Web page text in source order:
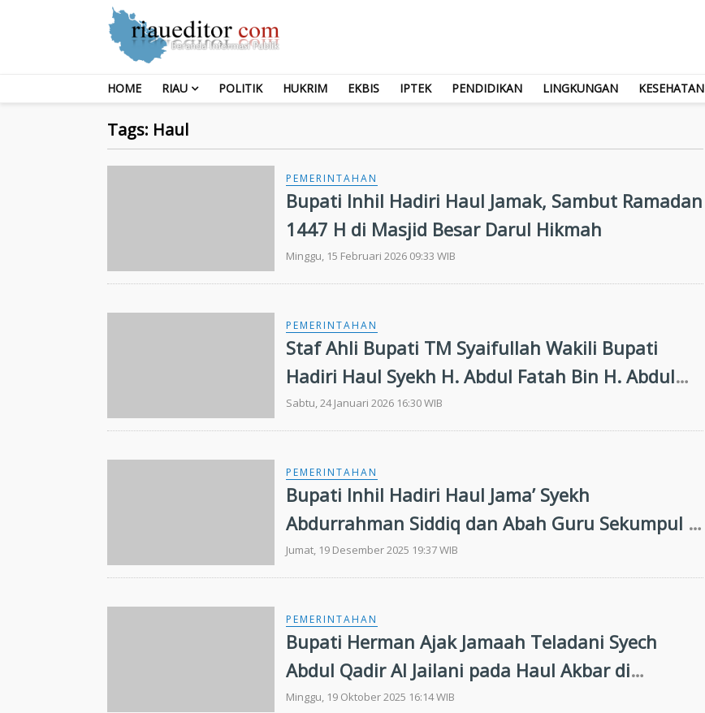
HOME RIAU POLITIK HUKRIM EKBIS IPTEK PENDIDIKAN LINGKUNGAN KESEHATAN
Tags: Haul
PEMERINTAHAN
Bupati Inhil Hadiri Haul Jamak, Sambut Ramadan
1447 H di Masjid Besar Darul Hikmah
Minggu, 15 Februari 2026 09:33 WIB
PEMERINTAHAN
Staf Ahli Bupati TM Syaifullah Wakili Bupati
Hadiri Haul Syekh H. Abdul Fatah Bin H. Abdul
Rasyid ke-60
Sabtu, 24 Januari 2026 16:30 WIB
PEMERINTAHAN
Bupati Inhil Hadiri Haul Jama’ Syekh
Abdurrahman Siddiq dan Abah Guru Sekumpul di
Kuindra
Jumat, 19 Desember 2025 19:37 WIB
PEMERINTAHAN
Bupati Herman Ajak Jamaah Teladani Syech
Abdul Qadir Al Jailani pada Haul Akbar di
Tempuling
Minggu, 19 Oktober 2025 16:14 WIB